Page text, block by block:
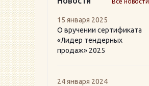
15 января 2025
О вручении сертификата
«Лидер тендерных
продаж» 2025
24 января 2024